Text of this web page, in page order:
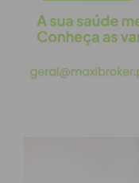
fase, a violência
objetos físicos ao
Numa segunda
Num contexto
por vezes a